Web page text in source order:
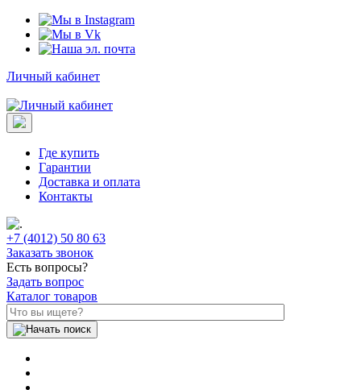
Личный кабинет
Где купить
Гарантии
Доставка и оплата
Контакты
+7 (4012) 50 80 63
Заказать звонок
Есть вопросы?
Задать вопрос
Каталог товаров